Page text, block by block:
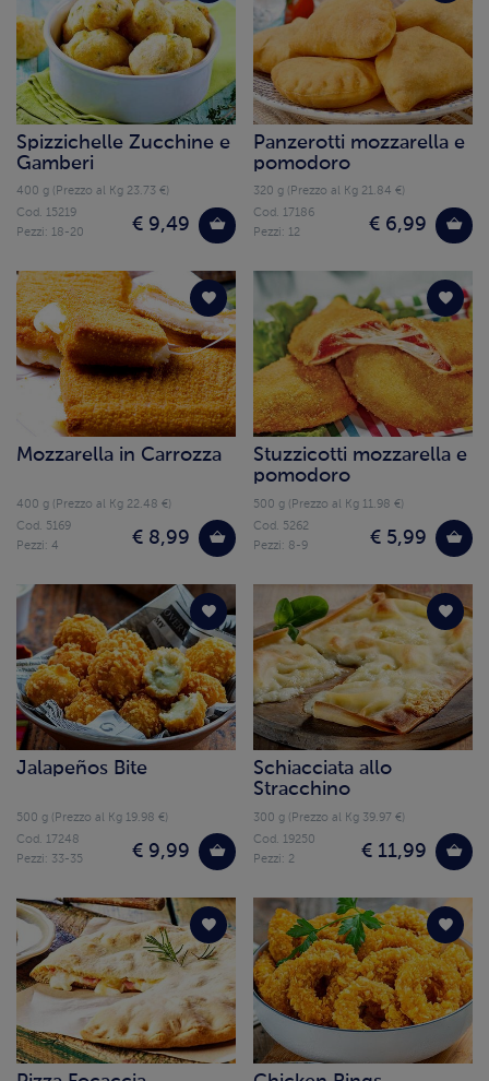
Spizzichelle Zucchine e
Gamberi
400 g (Prezzo al Kg 23.73 €)
€ 9,49
Cod. 15219
Pezzi: 18-20
Panzerotti mozzarella e
pomodoro
320 g (Prezzo al Kg 21.84 €)
€ 6,99
Cod. 17186
Pezzi: 12
Mozzarella in Carrozza
400 g (Prezzo al Kg 22.48 €)
€ 8,99
Cod. 5169
Pezzi: 4
Stuzzicotti mozzarella e
pomodoro
500 g (Prezzo al Kg 11.98 €)
€ 5,99
Cod. 5262
Pezzi: 8-9
Jalapeños Bite
500 g (Prezzo al Kg 19.98 €)
€ 9,99
Cod. 17248
Pezzi: 33-35
Schiacciata allo
Stracchino
300 g (Prezzo al Kg 39.97 €)
€ 11,99
Cod. 19250
Pezzi: 2